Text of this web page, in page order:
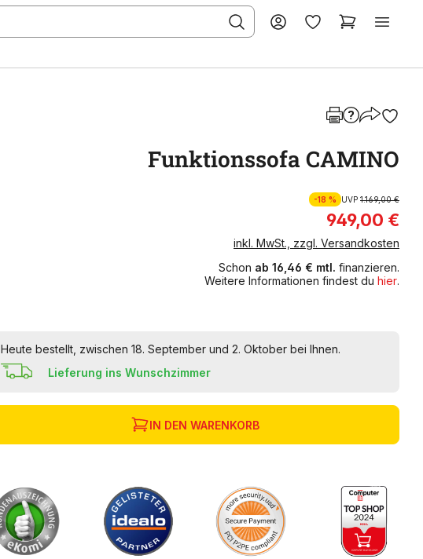
Funktionssofa CAMINO
-18 % UVP 1.169,00 €
949,00 €
inkl. MwSt., zzgl. Versandkosten
Schon ab 16,46 € mtl. finanzieren.
Weitere Informationen findest du hier.
Heute bestellt, zwischen 18. September und 2. Oktober bei Ihnen.
Lieferung ins Wunschzimmer
IN DEN WARENKORB